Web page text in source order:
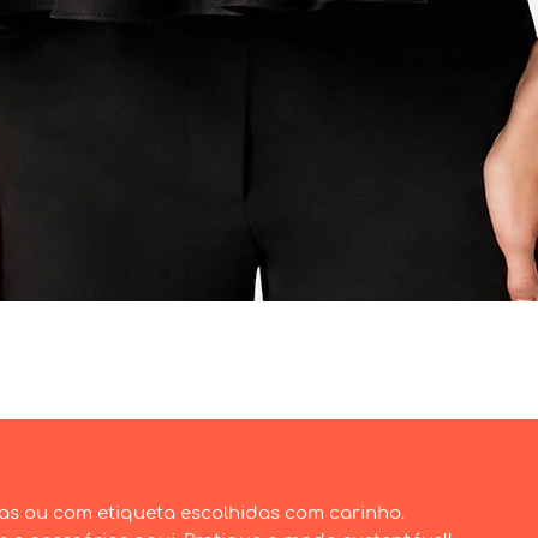
ou com etiqueta escolhidas com carinho.